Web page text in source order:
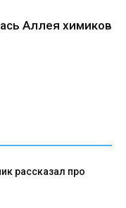
Аллея химиков
рассказал про